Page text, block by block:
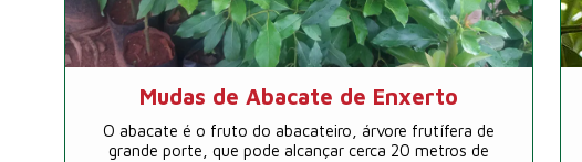
Mudas de Abacate de Enxerto
O abacate é o fruto do abacateiro, árvore frutífera de
grande porte, que pode alcançar cerca 20 metros de